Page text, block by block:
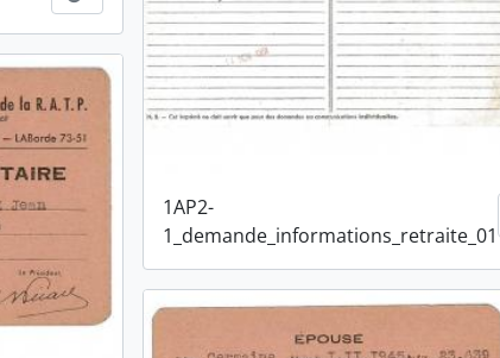
1AP2-
1_demande_informations_retraite_01